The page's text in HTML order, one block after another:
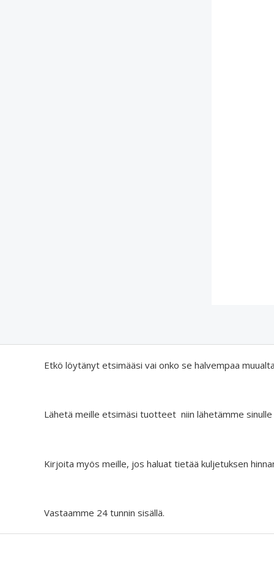
Etkö löytänyt etsimääsi vai onko se halvempaa
Lähetä meille etsimäsi tuotteet niin lähetämme sinulle
Kirjoita myös meille, jos haluat tietää kuljetuksen
Vastaamme 24 tunnin sisällä.